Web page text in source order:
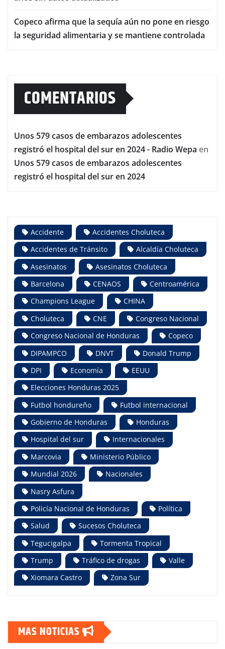
Copeco afirma que la sequía aún no pone en riesgo
la seguridad alimentaria y se mantiene controlada
COMENTARIOS
Unos 579 casos de embarazos adolescentes
registró el hospital del sur en 2024 - Radio Wepa en
Unos 579 casos de embarazos adolescentes
registró el hospital del sur en 2024
Accidente
Accidentes Choluteca
Accidentes de Tránsito
Alcaldía Choluteca
Asesinatos
Asesinatos Choluteca
Barcelona
CENAOS
Centroamérica
Champions League
CHINA
Choluteca
CNE
Congreso Nacional
Congreso Nacional de Honduras
Copeco
DIPAMPCO
DNVT
Donald Trump
DPI
Economía
EEUU
Elecciones Honduras 2025
Futbol hondureño
Futbol internacional
Gobierno de Honduras
Honduras
Hospital del sur
Internacionales
Marcovia
Ministerio Público
Mundial 2026
Nacionales
Nasry Asfura
Policía Nacional de Honduras
Política
Salud
Sucesos Choluteca
Tegucigalpa
Tormenta Tropical
Trump
Tráfico de drogas
Valle
Xiomara Castro
Zona Sur
MAS NOTICIAS